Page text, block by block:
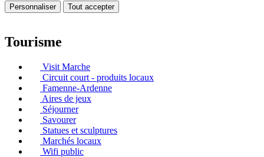
Personnaliser Tout accepter
Tourisme
Visit Marche
Circuit court - produits locaux
Famenne-Ardenne
Aires de jeux
Séjourner
Savourer
Statues et sculptures
Marchés locaux
Wifi public